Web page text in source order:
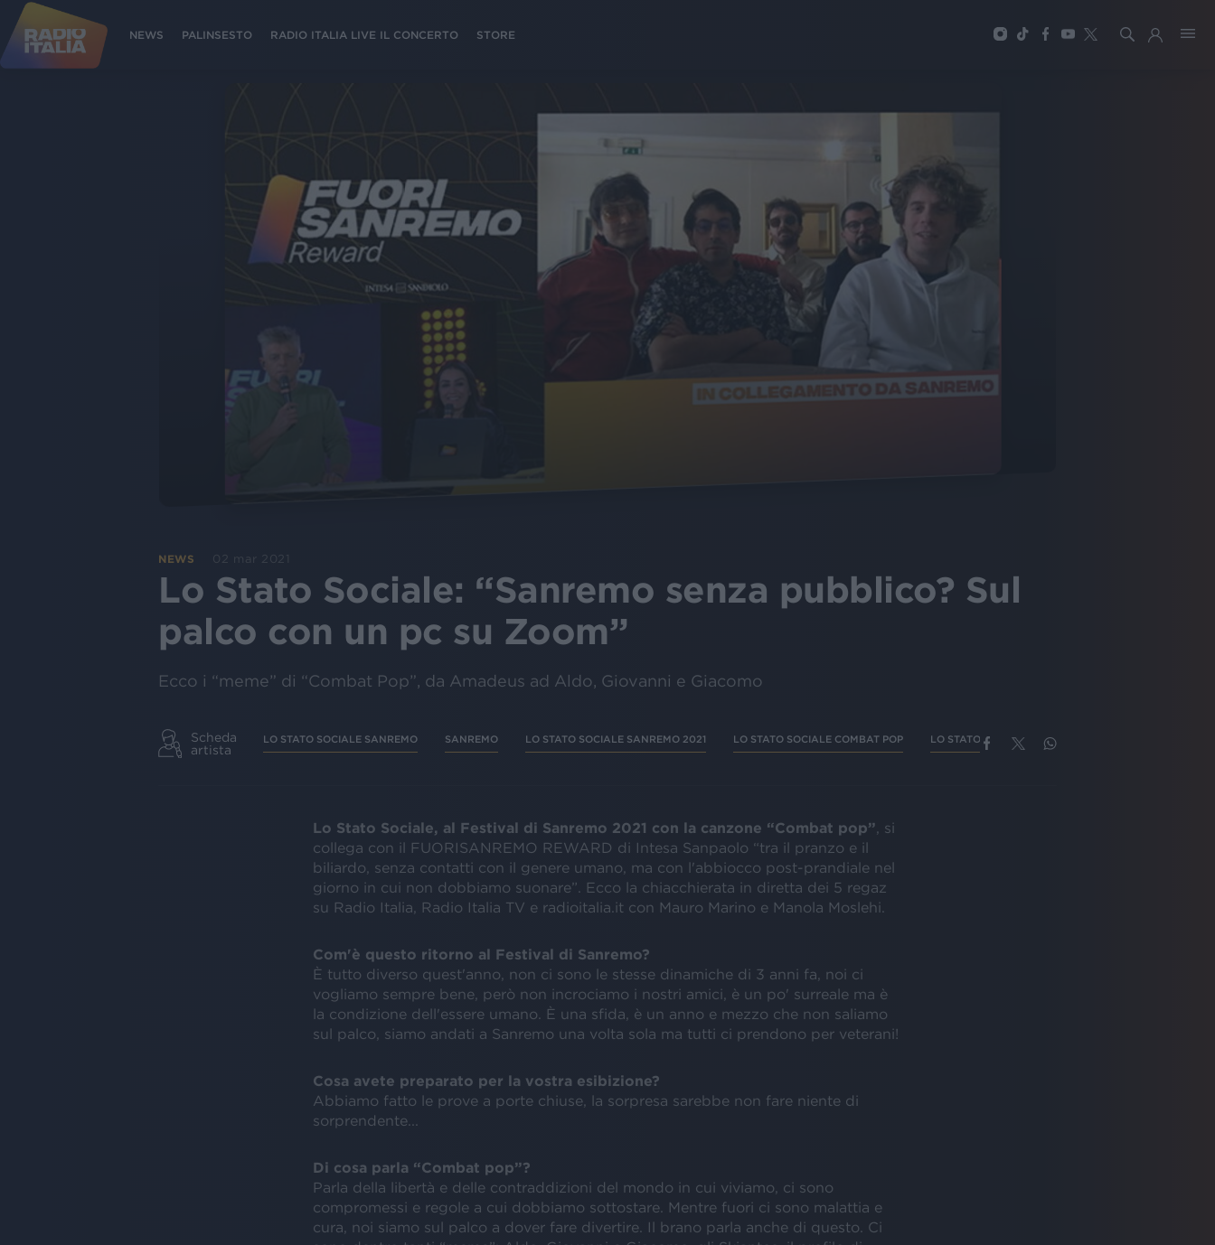
NEWS PALINSESTO RADIO ITALIA LIVE IL CONCERTO STORE
NEWS 02 mar 2021
Lo Stato Sociale: “Sanremo senza pubblico? Sul
palco con un pc su Zoom”
Ecco i “meme” di “Combat Pop”, da Amadeus ad Aldo, Giovanni e Giacomo
Scheda
artista
LO STATO SOCIALE SANREMO SANREMO LO STATO SOCIALE SANREMO 2021 LO STATO SOCIALE COMBAT POP LO STATO SOCIALE CANZONE SANREMO
Lo Stato Sociale, al Festival di Sanremo 2021 con la canzone “Combat pop” , si
collega con il FUORISANREMO REWARD di Intesa Sanpaolo “tra il pranzo e il
biliardo, senza contatti con il genere umano, ma con l'abbiocco post-prandiale nel
giorno in cui non dobbiamo suonare”. Ecco la chiacchierata in diretta dei 5 regaz
su Radio Italia, Radio Italia TV e radioitalia.it con Mauro Marino e Manola Moslehi.
Com'è questo ritorno al Festival di Sanremo?
È tutto diverso quest'anno, non ci sono le stesse dinamiche di 3 anni fa, noi ci
vogliamo sempre bene, però non incrociamo i nostri amici, è un po' surreale ma è
la condizione dell'essere umano. È una sfida, è un anno e mezzo che non saliamo
sul palco, siamo andati a Sanremo una volta sola ma tutti ci prendono per veterani!
Cosa avete preparato per la vostra esibizione?
Abbiamo fatto le prove a porte chiuse, la sorpresa sarebbe non fare niente di
sorprendente...
Di cosa parla “Combat pop”?
Parla della libertà e delle contraddizioni del mondo in cui viviamo, ci sono
compromessi e regole a cui dobbiamo sottostare. Mentre fuori ci sono malattia e
cura, noi siamo sul palco a dover fare divertire. Il brano parla anche di questo. Ci